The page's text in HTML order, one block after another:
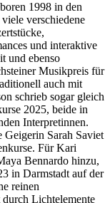
1998 in den
verschiedene
und interaktive
und ebenso
Musikpreis für
auch mit
schrieb sogar gleich
2025, beide in
Interpretinnen.
Geigerin Sarah Saviet
Für Kari
Bennardo hinzu,
in Darmstadt auf der
reinen
Lichtelemente